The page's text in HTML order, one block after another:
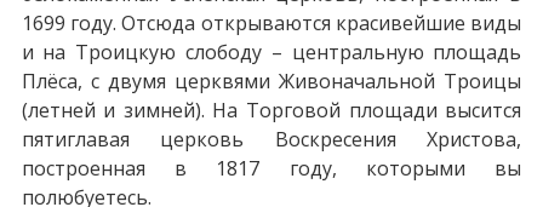
1699 году. Отсюда открываются красивейшие виды
и на Троицкую слободу – центральную площадь
Плёса, с двумя церквями Живоначальной Троицы
(летней и зимней). На Торговой площади высится
пятиглавая церковь Воскресения Христова,
построенная в 1817 году, которыми вы
полюбуетесь.